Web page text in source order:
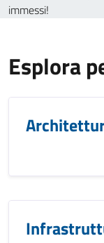
immessi!
Esplora